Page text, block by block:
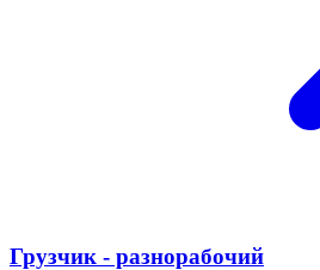
Грузчик - разнорабочий